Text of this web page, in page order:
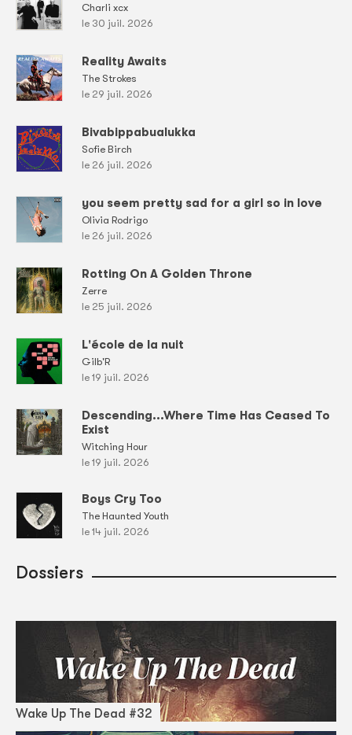
Charli xcx
le 30 juil. 2026
Reality Awaits
The Strokes
le 29 juil. 2026
Bivabippabualukka
Sofie Birch
le 26 juil. 2026
you seem pretty sad for a girl so in love
Olivia Rodrigo
le 26 juil. 2026
Rotting On A Golden Throne
Zerre
le 25 juil. 2026
L'école de la nuit
Gilb'R
le 19 juil. 2026
Descending...Where Time Has Ceased To
Exist
Witching Hour
le 19 juil. 2026
Boys Cry Too
The Haunted Youth
le 14 juil. 2026
Dossiers
Wake Up The Dead #32